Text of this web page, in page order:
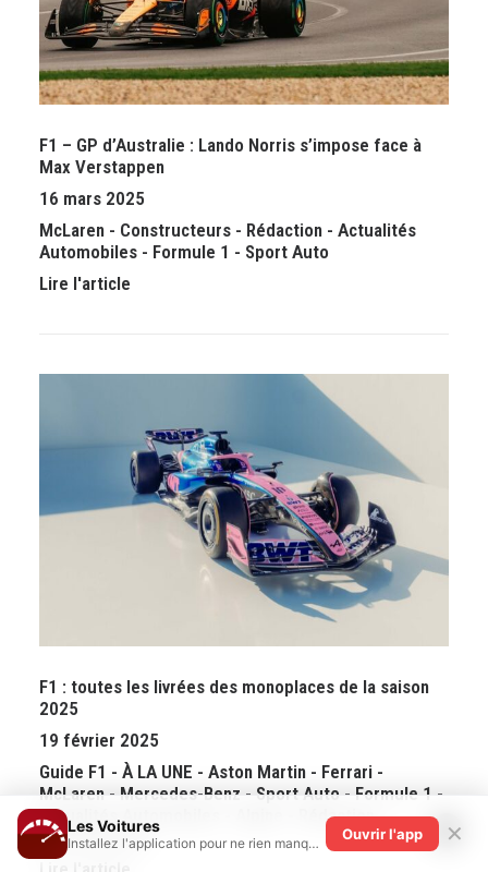
F1 – GP d’Australie : Lando Norris s’impose face à
Max Verstappen
16 mars 2025
McLaren - Constructeurs - Rédaction - Actualités
Automobiles - Formule 1 - Sport Auto
Lire l'article
F1 : toutes les livrées des monoplaces de la saison
2025
19 février 2025
Guide F1 - À LA UNE - Aston Martin - Ferrari -
McLaren - Mercedes-Benz - Sport Auto - Formule 1 -
Actualités Automobiles
Rédaction-
Constructeurs
Les Voitures
Installez l'application pour ne rien manquer !
Ouvrir l'app ✕